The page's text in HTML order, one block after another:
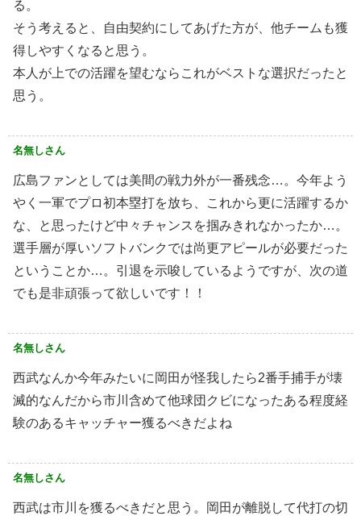
る。
そう考えると、自由契約にしてあげた方が、他チームも獲
得しやすくなると思う。
本人が上での活躍を望むならこれがベストな選択だったと
思う。
名無しさん
広島ファンとしては美間の戦力外が一番残念…。今年よう
やく一軍でプロ初本塁打を放ち、これから更に活躍するか
な、と思ったけど中々チャンスを掴みきれなかったか…。
選手層が厚いソフトバンクでは尚更アピールが必要だった
ということか…。引退を示唆しているようですが、次の道
でも是非頑張って欲しいです！！
名無しさん
西武なんか今年みたいに岡田が怪我したら2番手捕手が壊
滅的なんだから市川含めて他球団クビになったある程度経
験のあるキャッチャー獲るべきだよね
名無しさん
西武は市川を獲るべきだと思う。岡田が離脱して代打の切